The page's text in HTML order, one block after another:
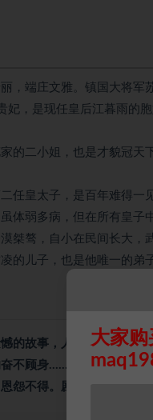
，端庄文雅。镇国大将军
，是现任皇后江暮雨的
的二小姐，也是才貌冠
任皇太子，是百年难得一
体弱多病，但在所有皇子
桀骜，自小在民间长大，
的儿子，也是他唯一的弟
的故事，人生八苦，爱别
不顾身…… 这个本涉及了
怨不得。剧本字数虽多，
大家购